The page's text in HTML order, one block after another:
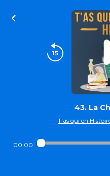
43. La
T'as qui en
00:00